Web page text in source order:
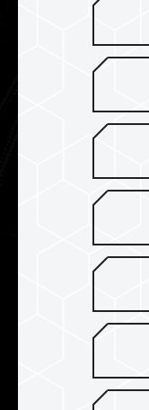
On-die
정적인 데
On-die ECC 기
을 유지하여
벽하게 활용할